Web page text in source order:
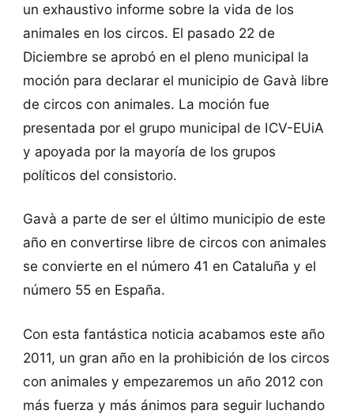
un exhaustivo informe sobre la vida de los
animales en los circos. El pasado 22 de
Diciembre se aprobó en el pleno municipal la
moción para declarar el municipio de Gavà libre
de circos con animales. La moción fue
presentada por el grupo municipal de ICV-EUiA
y apoyada por la mayoría de los grupos
políticos del consistorio.
Gavà a parte de ser el último municipio de este
año en convertirse libre de circos con animales
se convierte en el número 41 en Cataluña y el
número 55 en España.
Con esta fantástica noticia acabamos este año
2011, un gran año en la prohibición de los circos
con animales y empezaremos un año 2012 con
más fuerza y más ánimos para seguir luchando